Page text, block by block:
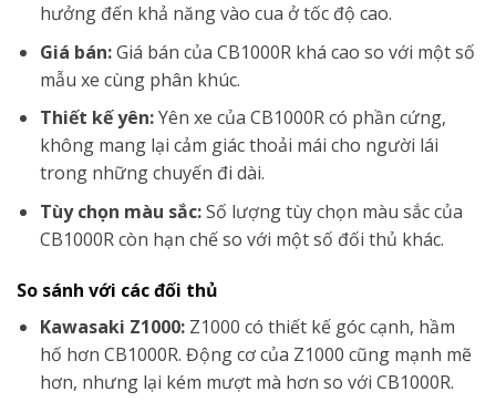
hưởng đến khả năng vào cua ở tốc độ cao.
Giá bán:Giá bán của CB1000R khá cao so với một số
mẫu xe cùng phân khúc.
Thiết kế yên:Yên xe của CB1000R có phần cứng,
không mang lại cảm giác thoải mái cho người lái
trong những chuyến đi dài.
Tùy chọn màu sắc:Số lượng tùy chọn màu sắc của
CB1000R còn hạn chế so với một số đối thủ khác.
So sánh với các đối thủ
Kawasaki Z1000:Z1000 có thiết kế góc cạnh, hầm
hố hơn CB1000R. Động cơ của Z1000 cũng mạnh mẽ
hơn, nhưng lại kém mượt mà hơn so với CB1000R.